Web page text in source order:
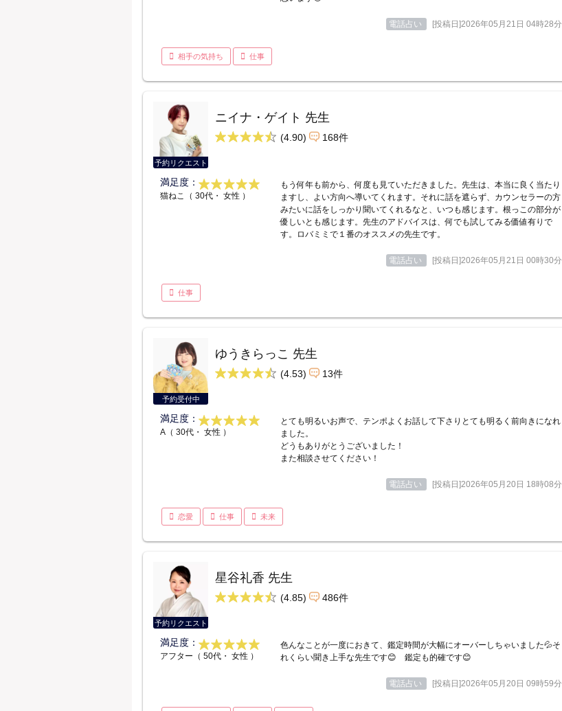
電話占い [投稿日]2026年05月21日 04時28分
相手の気持ち 仕事
予約リクエスト
ニイナ・ゲイト 先生
(4.90) 168件
満足度：
猫ねこ（ 30代・ 女性 ）
もう何年も前から、何度も見ていただきました。先生は、本当に良く当たり
ますし、よい方向へ導いてくれます。それに話を遮らず、カウンセラーの方
みたいに話をしっかり聞いてくれるなと、いつも感じます。根っこの部分が
優しいとも感じます。先生のアドバイスは、何でも試してみる価値有りで
す。ロバミミで１番のオススメの先生です。
電話占い [投稿日]2026年05月21日 00時30分
仕事
予約受付中
ゆうきらっこ 先生
(4.53) 13件
満足度：
A（ 30代・ 女性 ）
とても明るいお声で、テンポよくお話して下さりとても明るく前向きになれ
ました。
どうもありがとうございました！
また相談させてください！
電話占い [投稿日]2026年05月20日 18時08分
恋愛 仕事 未来
予約リクエスト
星谷礼香 先生
(4.85) 486件
満足度：
アフター（ 50代・ 女性 ）
色んなことが一度におきて、鑑定時間が大幅にオーバーしちゃいました💦そ
れくらい聞き上手な先生です😊 鑑定も的確です😊
電話占い [投稿日]2026年05月20日 09時59分